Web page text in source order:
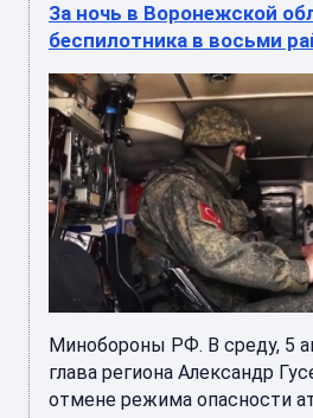
За ночь в Воронежской
беспилотника в восьми
Минобороны РФ. В среду, 5
глава региона Александр
отмене режима опасности